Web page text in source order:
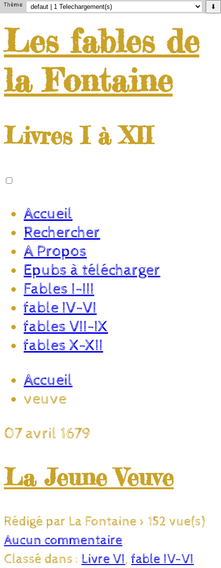
Thème ⬇
Les fables de
la Fontaine
Livres I à XII
Accueil
Rechercher
A Propos
Epubs à télécharger
Fables I-III
fable IV-VI
fables VII-IX
fables X-XII
Accueil
veuve
07 avril 1679
La Jeune Veuve
Rédigé par La Fontaine > 152 vue(s)
Aucun commentaire
Classé dans : Livre VI, fable IV-VI